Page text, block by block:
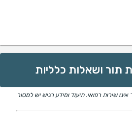
תור ושאלות כלליות
שירות רפואי. תיעוד ומידע רגיש יש למסור